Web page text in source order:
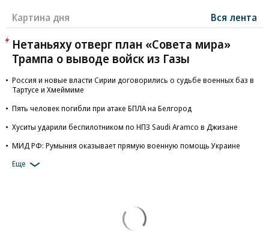
Картина дня Вся лента
Нетаньяху отверг план «Совета мира»
Трампа о выводе войск из Газы
Россия и новые власти Сирии договорились о судьбе военных баз в
Тартусе и Хмеймиме
Пять человек погибли при атаке БПЛА на Белгород
Хуситы ударили беспилотником по НПЗ Saudi Aramco в Джизане
МИД РФ: Румыния оказывает прямую военную помощь Украине
Еще